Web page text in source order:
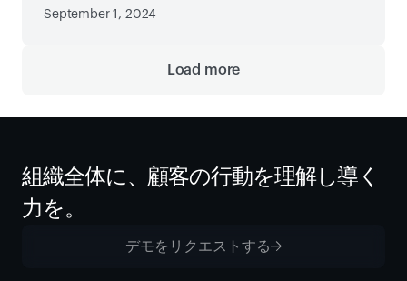
September 1, 2024
Load more
組織全体に、顧客の行動を理解し導く
力を。
デモをリクエストする